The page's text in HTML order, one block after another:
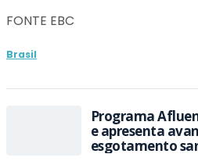
FONTE EBC
Brasil
Programa
e apresenta
esgotamento